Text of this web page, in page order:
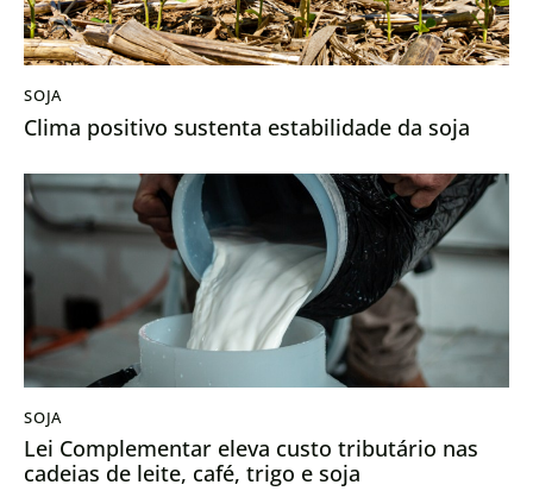
SOJA
Clima positivo sustenta estabilidade da soja
SOJA
Lei Complementar eleva custo tributário nas
cadeias de leite, café, trigo e soja